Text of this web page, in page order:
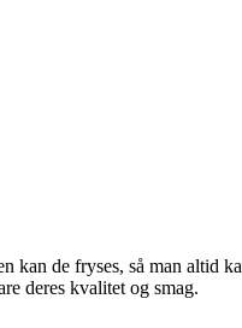
de fryses, så man altid
deres kvalitet og smag.